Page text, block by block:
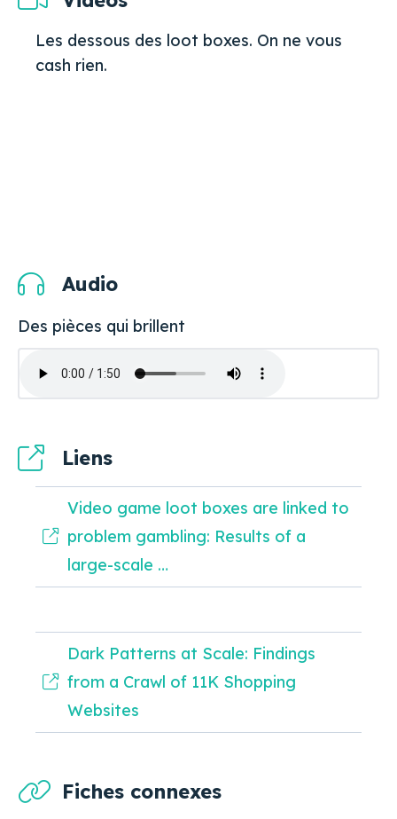
Les dessous des loot boxes. On ne vous
cash rien.
Audio
Des pièces qui brillent
Liens
Video game loot boxes are linked to
problem gambling: Results of a
large-scale …
Dark Patterns at Scale: Findings
from a Crawl of 11K Shopping
Websites
Fiches connexes